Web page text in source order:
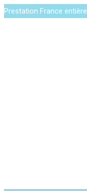
Prestation France entière